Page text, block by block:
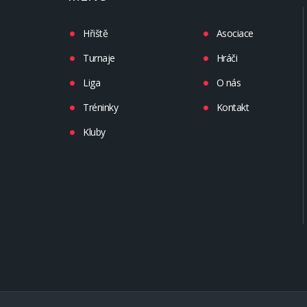
Hřiště
Turnaje
Liga
Tréninky
Kluby
Asociace
Hráči
O nás
Kontakt